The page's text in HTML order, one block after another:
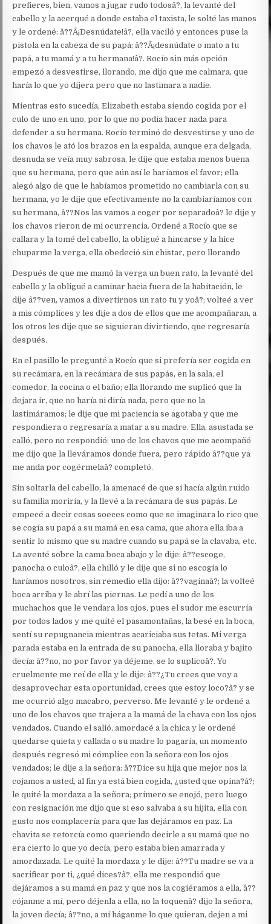
prefieres, bien, vamos a jugar rudo todosâ?, la levanté del
cabello y la acerqué a donde estaba el taxista, le solté las manos
y le ordené: â??Â¡Desnúdate!â?, ella vaciló y entonces puse la
pistola en la cabeza de su papá; â??Â¡desnúdate o mato a tu
papá, a tu mamá y a tu hermana!â?. Rocío sin más opción
empezó a desvestirse, llorando, me dijo que me calmara, que
haría lo que yo dijera pero que no lastimara a nadie.
Mientras esto sucedía, Elizabeth estaba siendo cogida por el
culo de uno en uno, por lo que no podía hacer nada para
defender a su hermana. Rocío terminó de desvestirse y uno de
los chavos le ató los brazos en la espalda, aunque era delgada,
desnuda se veía muy sabrosa, le dije que estaba menos buena
que su hermana, pero que aún así le haríamos el favor; ella
alegó algo de que le habíamos prometido no cambiarla con su
hermana, yo le dije que efectivamente no la cambiaríamos con
su hermana, â??Nos las vamos a coger por separadoâ? le dije y
los chavos rieron de mi ocurrencia. Ordené a Rocío que se
callara y la tomé del cabello, la obligué a hincarse y la hice
chuparme la verga, ella obedeció sin chistar, pero llorando
Después de que me mamó la verga un buen rato, la levanté del
cabello y la obligué a caminar hacia fuera de la habitación, le
dije â??ven, vamos a divertirnos un rato tu y yoâ?; volteé a ver
a mis cómplices y les dije a dos de ellos que me acompañaran, a
los otros les dije que se siguieran divirtiendo, que regresaría
después.
En el pasillo le pregunté a Rocío que si prefería ser cogida en
su recámara, en la recámara de sus papás, en la sala, el
comedor, la cocina o el baño; ella llorando me suplicó que la
dejara ir, que no haría ni diría nada, pero que no la
lastimáramos; le dije que mi paciencia se agotaba y que me
respondiera o regresaría a matar a su madre. Ella, asustada se
calló, pero no respondió; uno de los chavos que me acompañó
me dijo que la lleváramos donde fuera, pero rápido â??que ya
me anda por cogérmelaâ? completó.
Sin soltarla del cabello, la amenacé de que si hacía algún ruido
su familia moriría, y la llevé a la recámara de sus papás. Le
empecé a decir cosas soeces como que se imaginara lo rico que
se cogía su papá a su mamá en esa cama, que ahora ella iba a
sentir lo mismo que su madre cuando su papá se la clavaba, etc.
La aventé sobre la cama boca abajo y le dije: â??escoge,
panocha o culoâ?, ella chilló y le dije que si no escogía lo
haríamos nosotros, sin remedio ella dijo: â??vaginaâ?; la volteé
boca arriba y le abrí las piernas. Le pedí a uno de los
muchachos que le vendara los ojos, pues el sudor me escurría
por todos lados y me quité el pasamontañas, la besé en la boca,
sentí su repugnancia mientras acariciaba sus tetas. Mi verga
parada estaba en la entrada de su panocha, ella lloraba y bajito
decía: â??no, no por favor ya déjeme, se lo suplicoâ?. Yo
cruelmente me reí de ella y le dije: â??¿Tu crees que voy a
desaprovechar esta oportunidad, crees que estoy loco?â? y se
me ocurrió algo macabro, perverso. Me levanté y le ordené a
uno de los chavos que trajera a la mamá de la chava con los ojos
vendados. Cuando el salió, amordacé a la chica y le ordené
quedarse quieta y callada o su madre lo pagaría, un momento
después regresó mi cómplice con la señora con los ojos
vendados; le dije a la señora: â??Dice su hija que mejor nos la
cojamos a usted, al fin ya está bien cogida, ¿usted que opina?â?;
le quité la mordaza a la señora; primero se enojó, pero luego
con resignación me dijo que si eso salvaba a su hijita, ella con
gusto nos complacería para que las dejáramos en paz. La
chavita se retorcía como queriendo decirle a su mamá que no
era cierto lo que yo decía, pero estaba bien amarrada y
amordazada. Le quité la mordaza y le dije: â??Tu madre se va a
sacrificar por ti, ¿qué dices?â?, ella me respondió que
dejáramos a su mamá en paz y que nos la cogiéramos a ella, â??
cójanme a mí, pero déjenla a ella, no la toquenâ? dijo la señora,
la joven decía; â??no, a mí háganme lo que quieran, dejen a mi